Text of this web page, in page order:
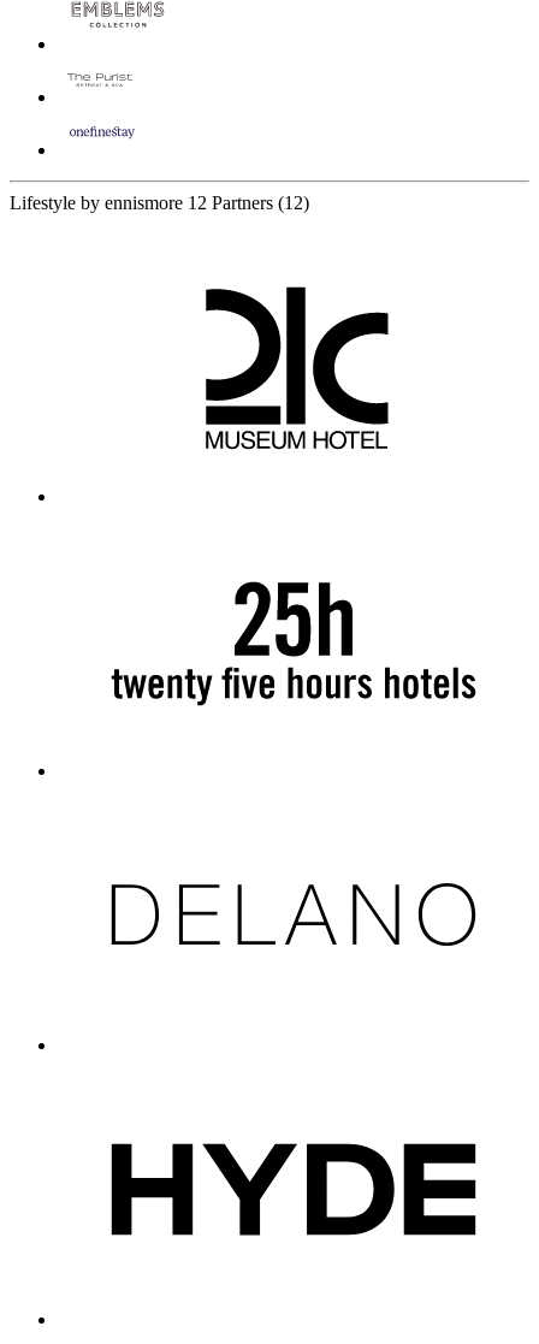
Lifestyle by ennismore 12 Partners (12)